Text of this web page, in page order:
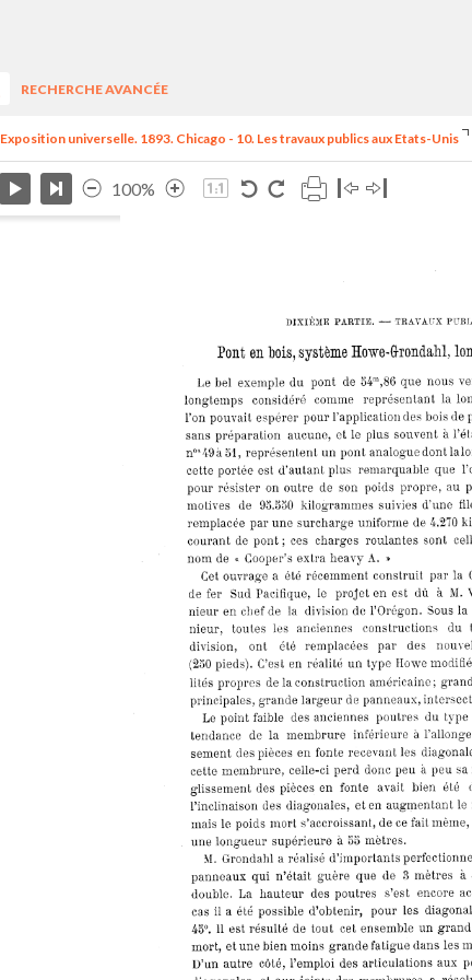
RECHERCHE AVANCÉE
Exposition universelle. 1893. Chicago - 10. Les travaux publics aux Etats-Unis
100%